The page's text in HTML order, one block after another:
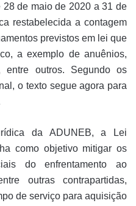
de maio de 2020 a 31 de
restabelecida a contagem
previstos em lei que
a exemplo de anuênios,
entre outros. Segundo os
o texto segue agora para
da ADUNEB, a Lei
como objetivo mitigar os
do enfrentamento ao
outras contrapartidas,
de serviço para aquisição